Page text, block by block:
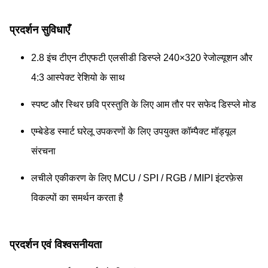
प्रदर्शन सुविधाएँ
2.8 इंच टीएन टीएफटी एलसीडी डिस्प्ले 240×320 रेजोल्यूशन और
4:3 आस्पेक्ट रेशियो के साथ
स्पष्ट और स्थिर छवि प्रस्तुति के लिए आम तौर पर सफेद डिस्प्ले मोड
एम्बेडेड स्मार्ट घरेलू उपकरणों के लिए उपयुक्त कॉम्पैक्ट मॉड्यूल
संरचना
लचीले एकीकरण के लिए MCU / SPI / RGB / MIPI इंटरफ़ेस
विकल्पों का समर्थन करता है
प्रदर्शन एवं विश्वसनीयता